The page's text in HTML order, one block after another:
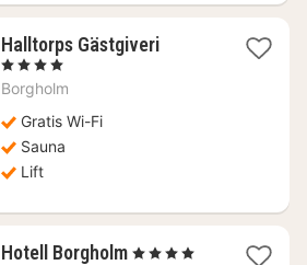
Halltorps Gästgiveri1
, 4 Sterren
Borgholm
Gratis Wi-Fi
Sauna
Lift
Hotell Borgholm1
, 4 Sterren